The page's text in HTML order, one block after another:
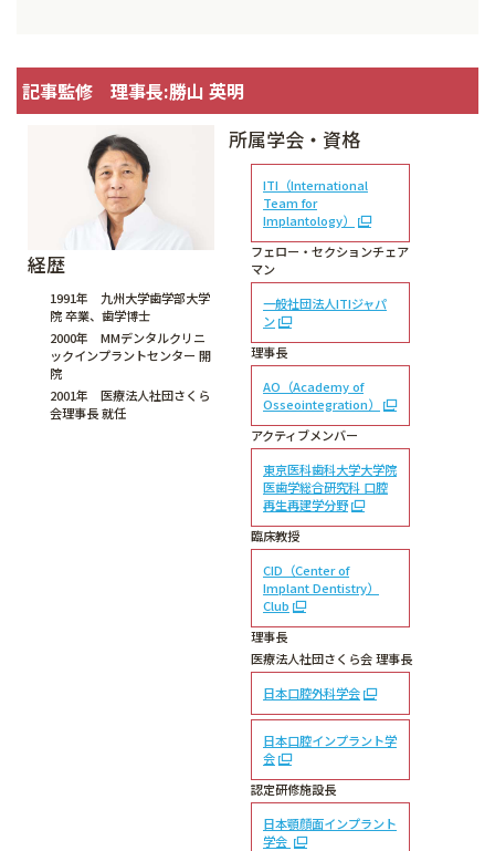
記事監修 理事長:勝山 英明
経歴
1991年 九州大学歯学部大学
院 卒業、歯学博士
2000年 MMデンタルクリニ
ックインプラントセンター 開
院
2001年 医療法人社団さくら
会理事長 就任
所属学会・資格
ITI（International
Team for
Implantology）
フェロー・セクションチェア
マン
一般社団法人ITIジャパ
ン
理事長
AO（Academy of
Osseointegration）
アクティブメンバー
東京医科歯科大学大学院
医歯学総合研究科 口腔
再生再建学分野
臨床教授
CID（Center of
Implant Dentistry）
Club
理事長
医療法人社団さくら会 理事長
日本口腔外科学会
日本口腔インプラント学
会
認定研修施設長
日本顎顔面インプラント
学会